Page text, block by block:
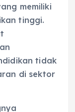
memiliki
tinggi.
tidak
di sektor